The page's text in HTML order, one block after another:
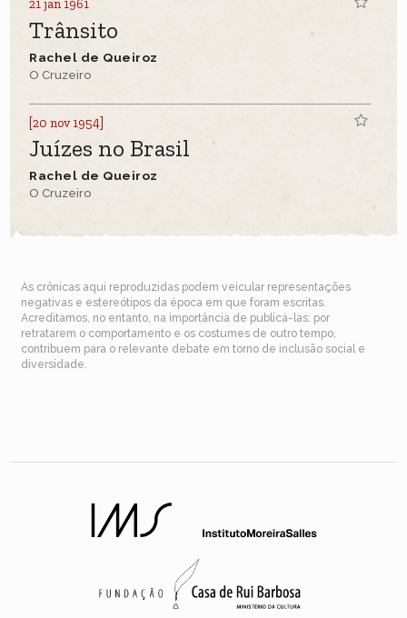
21 jan 1961
Trânsito
Rachel de Queiroz
O Cruzeiro
[20 nov 1954]
Juízes no Brasil
Rachel de Queiroz
O Cruzeiro
As crônicas aqui reproduzidas podem veicular representações
negativas e estereótipos da época em que foram escritas.
Acreditamos, no entanto, na importância de publicá-las: por
retratarem o comportamento e os costumes de outro tempo,
contribuem para o relevante debate em torno de inclusão social e
diversidade.